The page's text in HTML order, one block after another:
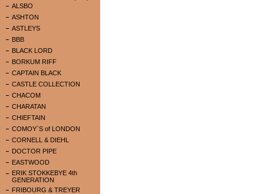
ALSBO
ASHTON
ASTLEYS
BBB
BLACK LORD
BORKUM RIFF
CAPTAIN BLACK
CASTLE COLLECTION
CHACOM
CHARATAN
CHIEFTAIN
COMOY`S of LONDON
CORNELL & DIEHL
DOCTOR PIPE
EASTWOOD
ERIK STOKKEBYE 4th
GENERATION
FRIBOURG & TREYER